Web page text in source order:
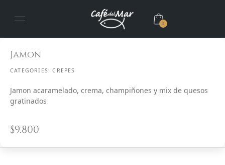
0
Jamon
CATEGORIES:CREPES
Jamon acaramelado, crema, champiñones y mix de quesos
gratinados
$9.800